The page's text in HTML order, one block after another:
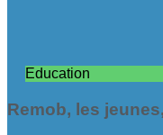
Education
Remob, les